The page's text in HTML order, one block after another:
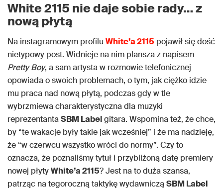
White 2115 nie daje sobie rady… z
nową płytą
Na instagramowym profilu White’a 2115 pojawił się dość
nietypowy post. Widnieje na nim plansza z napisem
Pretty Boy, a sam artysta w rozmowie telefonicznej
opowiada o swoich problemach, o tym, jak ciężko idzie
mu praca nad nową płytą, podczas gdy w tle
wybrzmiewa charakterystyczna dla muzyki
reprezentantaSBM Labelgitara. Wspomina też, że chce,
by “te wakacje były takie jak wcześniej” i że ma nadzieję,
że “w czerwcu wszystko wróci do normy”. Czy to
oznacza, że poznaliśmy tytuł i przybliżoną datę premiery
nowej płytyWhite’a 2115? Jest na to duża szansa,
patrząc na tegoroczną taktykę wydawnicząSBM Label